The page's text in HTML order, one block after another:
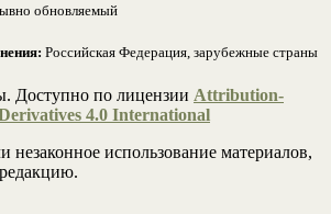
обновляемый
Российская Федерация, зарубежные страны
Доступно по лицензии Attribution-
4.0 International
использование материалов,